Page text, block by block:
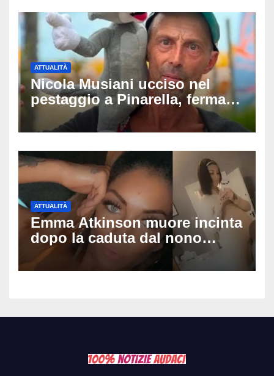
ATTUALITÀ
Nicola Musiani ucciso nel
pestaggio a Pinarella, fermati
quattro giovani: la svolta
dopo video, intercettazioni e
ATTUALITÀ
Emma Atkinson muore incinta
dopo la caduta dal nono
piano: la figlia nasce 30
minuti dopo e sta bene